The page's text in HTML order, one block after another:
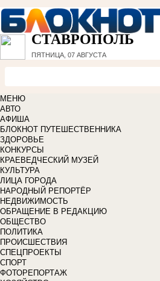
СТАВРОПОЛЬ
ПЯТНИЦА, 07 АВГУСТА
МЕНЮ
АВТО
АФИША
БЛОКНОТ ПУТЕШЕСТВЕННИКА
ЗДОРОВЬЕ
КОНКУРСЫ
КРАЕВЕДЧЕСКИЙ МУЗЕЙ
КУЛЬТУРА
ЛИЦА ГОРОДА
НАРОДНЫЙ РЕПОРТЁР
НЕДВИЖИМОСТЬ
ОБРАЩЕНИЕ В РЕДАКЦИЮ
ОБЩЕСТВО
ПОЛИТИКА
ПРОИСШЕСТВИЯ
СПЕЦПРОЕКТЫ
СПОРТ
ФОТОРЕПОРТАЖ